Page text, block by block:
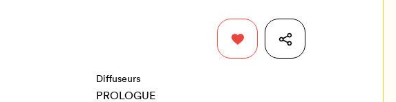
Diffuseurs
PROLOGUE